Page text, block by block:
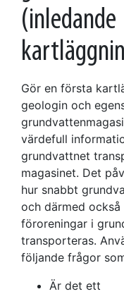
(inledande
Gör en första
geologin och
värdefull
grundvattnet
magasinet. Det
hur snabbt
och därmed också
föroreningar i
transporteras.
följande frågor
Är det ett